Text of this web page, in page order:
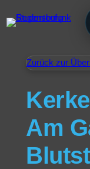
Zurück zur
Am